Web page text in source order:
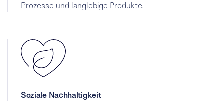
Prozesse und langlebige Produkte.
Soziale Nachhaltigkeit